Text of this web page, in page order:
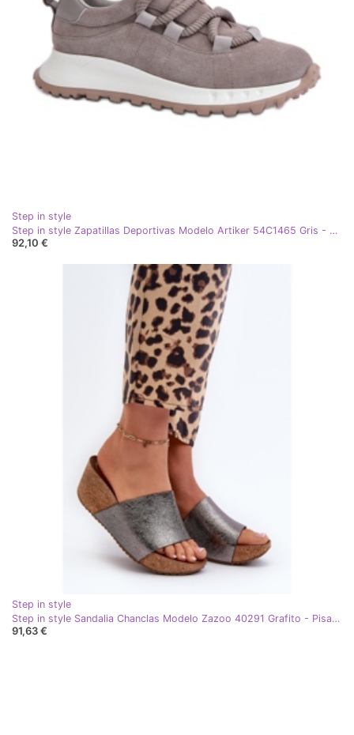
Step in style
Step in style Zapatillas Deportivas Modelo Artiker 54C1465 Gris - Pisa con estilo
92,10 €
Step in style
Step in style Sandalia Chanclas Modelo Zazoo 40291 Grafito - Pisa con estilo gris
91,63 €